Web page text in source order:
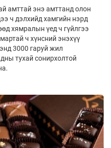
амттай энэ амттанд олон
ч дэлхийд хамгийн нэрд
хямралын үед ч гүйлгээ
ч хүнсний энэхүү
3000 гаруй жил
тухай сонирхолтой